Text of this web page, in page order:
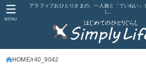
アラフィフおひとりさまの、一人旅と「ていねい」
し。
MENU
HOME r40_9042